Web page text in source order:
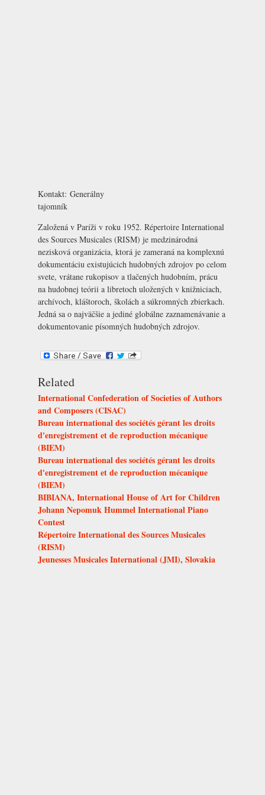
Kontakt: Generálny
tajomník
Založená v Paríži v roku 1952. Répertoire International
des Sources Musicales (RISM) je medzinárodná
nezisková organizácia, ktorá je zameraná na komplexnú
dokumentáciu existujúcich hudobných zdrojov po celom
svete, vrátane rukopisov a tlačených hudobním, prácu
na hudobnej teórii a libretoch uložených v knižniciach,
archívoch, kláštoroch, školách a súkromných zbierkach.
Jedná sa o najväčšie a jediné globálne zaznamenávanie a
dokumentovanie písomných hudobných zdrojov.
Related
International Confederation of Societies of Authors
and Composers (CISAC)
Bureau international des sociétés gérant les droits
d'enregistrement et de reproduction mécanique
(BIEM)
Bureau international des sociétés gérant les droits
d'enregistrement et de reproduction mécanique
(BIEM)
BIBIANA, International House of Art for Children
Johann Nepomuk Hummel International Piano
Contest
Répertoire International des Sources Musicales
(RISM)
Jeunesses Musicales International (JMI), Slovakia